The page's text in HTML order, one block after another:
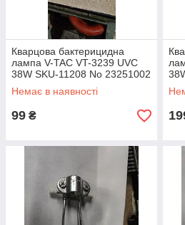
Кварцова бактерицидна
лампа V-TAC VT-3239 UVC
38W SKU-11208 No 23251002
Немає в наявності
99 ₴